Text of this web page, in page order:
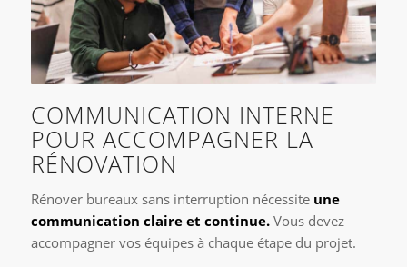
COMMUNICATION INTERNE
POUR ACCOMPAGNER LA
RÉNOVATION
Rénover bureaux sans interruption nécessite une
communication claire et continue.Vous devez
accompagner vos équipes à chaque étape du projet.